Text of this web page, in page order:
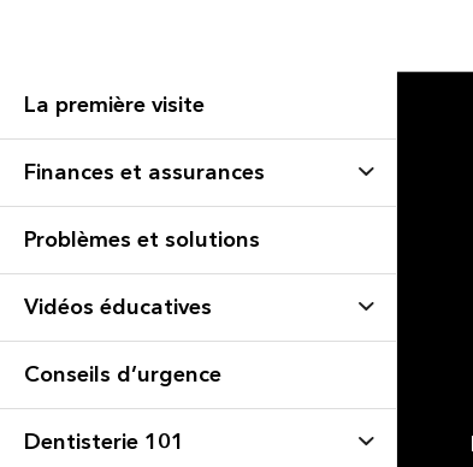
La première visite
Finances et assurances
Problèmes et solutions
Vidéos éducatives
Conseils d’urgence
Dentisterie 101